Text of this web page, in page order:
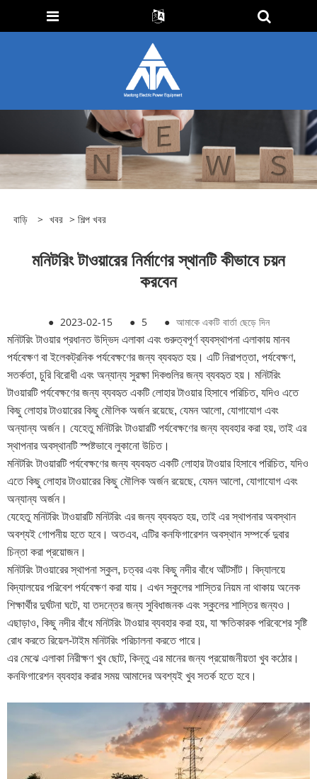
বাড়ি > খবর > শিল্প খবর
মনিটরিং টাওয়ারের নির্মাণের স্থানটি কীভাবে চয়ন
করবেন
● 2023-02-15 ● 5 ● আমাকে একটি বার্তা ছেড়ে দিন
মনিটরিং টাওয়ার প্রধানত উদ্ভিদ এলাকা এবং গুরুত্বপূর্ণ ব্যবস্থাপনা এলাকায় মানব
পর্যবেক্ষণ বা ইলেকট্রনিক পর্যবেক্ষণের জন্য ব্যবহৃত হয়। এটি নিরাপত্তা, পর্যবেক্ষণ,
সতর্কতা, চুরি বিরোধী এবং অন্যান্য সুরক্ষা দিকগুলির জন্য ব্যবহৃত হয়। মনিটরিং
টাওয়ারটি পর্যবেক্ষণের জন্য ব্যবহৃত একটি লোহার টাওয়ার হিসাবে পরিচিত, যদিও এতে
কিছু লোহার টাওয়ারের কিছু মৌলিক অর্জন রয়েছে, যেমন আলো, যোগাযোগ এবং
অন্যান্য অর্জন। যেহেতু মনিটরিং টাওয়ারটি পর্যবেক্ষণের জন্য ব্যবহার করা হয়, তাই এর
স্থাপনার অবস্থানটি স্পষ্টভাবে লুকানো উচিত।
মনিটরিং টাওয়ারটি পর্যবেক্ষণের জন্য ব্যবহৃত একটি লোহার টাওয়ার হিসাবে পরিচিত, যদিও
এতে কিছু লোহার টাওয়ারের কিছু মৌলিক অর্জন রয়েছে, যেমন আলো, যোগাযোগ এবং
অন্যান্য অর্জন।
যেহেতু মনিটরিং টাওয়ারটি মনিটরিং এর জন্য ব্যবহৃত হয়, তাই এর স্থাপনার অবস্থান
অবশ্যই গোপনীয় হতে হবে। অতএব, এটির কনফিগারেশন অবস্থান সম্পর্কে দুবার
চিন্তা করা প্রয়োজন।
মনিটরিং টাওয়ারের স্থাপনা স্কুল, চত্বর এবং কিছু নদীর বাঁধে আঁটসাঁট। বিদ্যালয়ে
বিদ্যালয়ের পরিবেশ পর্যবেক্ষণ করা যায়। এখন স্কুলের শাস্তির নিয়ম না থাকায় অনেক
শিক্ষার্থীর দুর্ঘটনা ঘটে, যা তদন্তের জন্য সুবিধাজনক এবং স্কুলের শাস্তির জন্যও।
এছাড়াও, কিছু নদীর বাঁধে মনিটরিং টাওয়ার ব্যবহার করা হয়, যা ক্ষতিকারক পরিবেশের সৃষ্টি
রোধ করতে রিয়েল-টাইম মনিটরিং পরিচালনা করতে পারে।
এর মেঝে এলাকা নিরীক্ষণ খুব ছোট, কিন্তু এর মানের জন্য প্রয়োজনীয়তা খুব কঠোর।
কনফিগারেশন ব্যবহার করার সময় আমাদের অবশ্যই খুব সতর্ক হতে হবে।